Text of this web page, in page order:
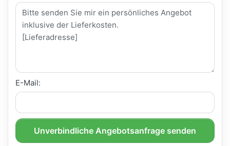
E-Mail:
Unverbindliche Angebotsanfrage senden